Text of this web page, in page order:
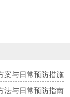
案与日常预防措施
法与日常预防指南